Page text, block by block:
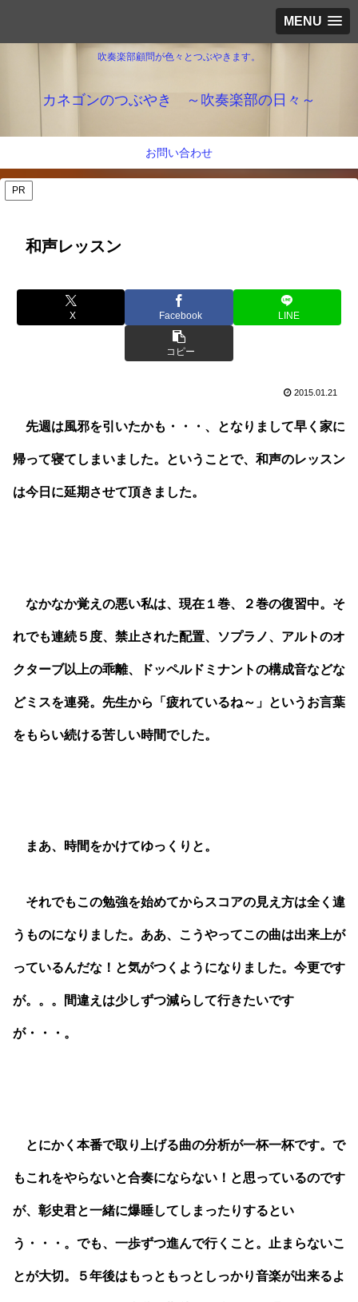
MENU
吹奏楽部顧問が色々とつぶやきます。
カネゴンのつぶやき ～吹奏楽部の日々～
お問い合わせ
PR
和声レッスン
X Facebook LINE
コピー
2015.01.21
先週は風邪を引いたかも・・・、となりまして早く家に
帰って寝てしまいました。ということで、和声のレッスン
は今日に延期させて頂きました。
なかなか覚えの悪い私は、現在１巻、２巻の復習中。そ
れでも連続５度、禁止された配置、ソプラノ、アルトのオ
クターブ以上の乖離、ドッペルドミナントの構成音などな
どミスを連発。先生から「疲れているね～」というお言葉
をもらい続ける苦しい時間でした。
まあ、時間をかけてゆっくりと。
それでもこの勉強を始めてからスコアの見え方は全く違
うものになりました。ああ、こうやってこの曲は出来上が
っているんだな！と気がつくようになりました。今更です
が。。。間違えは少しずつ減らして行きたいです
が・・・。
とにかく本番で取り上げる曲の分析が一杯一杯です。で
もこれをやらないと合奏にならない！と思っているのです
が、彰史君と一緒に爆睡してしまったりするとい
う・・・。 でも、一歩ずつ進んで行くこと。止まらないこ
とが大切。 ５年後はもっともっとしっかり音楽が出来るよ